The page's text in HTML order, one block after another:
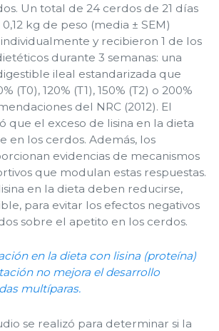
Un total de 24 cerdos de 21 días
kg de peso (media ± SEM)
y recibieron 1 de los
durante 3 semanas: una
ileal estandarizada que
(T0), 120% (T1), 150% (T2) o 200%
del NRC (2012). El
que el exceso de lisina en la dieta
en los cerdos. Además, los
evidencias de mecanismos
que modulan estas respuestas.
en la dieta deben reducirse,
para evitar los efectos negativos
sobre el apetito en los cerdos.
en la dieta con lisina (proteína)
no mejora el desarrollo
multíparas.
se realizó para determinar si la